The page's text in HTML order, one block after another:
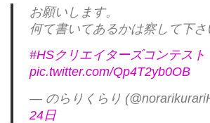
お願いします。
何て書いてあるかは察して下
#HSクリエイターズコンテスト
pic.twitter.com/Qp4T2yb0OB
— のらりくらり
24日